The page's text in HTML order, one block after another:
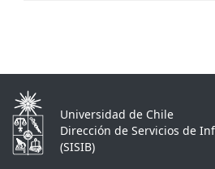
Universidad de Chile
Dirección de Servicios de
(SISIB)